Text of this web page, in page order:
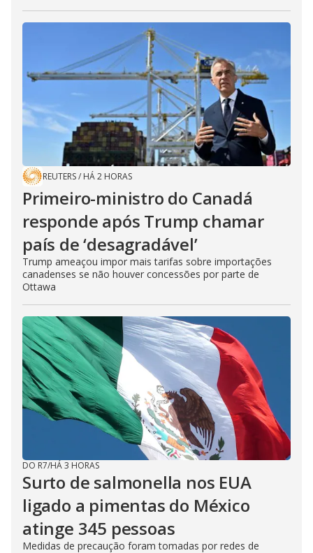
REUTERS/ HÁ 2 HORAS
Primeiro-ministro do Canadá
responde após Trump chamar
país de ‘desagradável’
Trump ameaçou impor mais tarifas sobre importações
canadenses se não houver concessões por parte de
Ottawa
DO R7/HÁ 3 HORAS
Surto de salmonella nos EUA
ligado a pimentas do México
atinge 345 pessoas
Medidas de precaução foram tomadas por redes de